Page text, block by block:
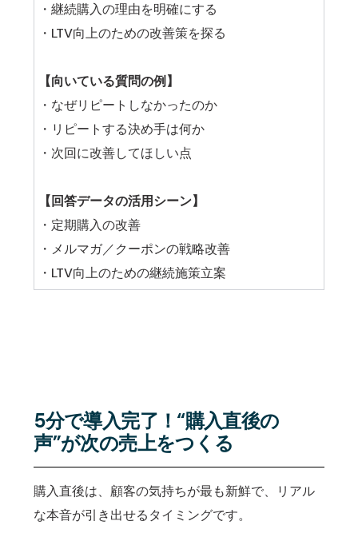
・継続購入の理由を明確にする
・LTV向上のための改善策を探る
【向いている質問の例】
・なぜリピートしなかったのか
・リピートする決め手は何か
・次回に改善してほしい点
【回答データの活用シーン】
・定期購入の改善
・メルマガ／クーポンの戦略改善
・LTV向上のための継続施策立案
5分で導入完了！“購入直後の
声”が次の売上をつくる
購入直後は、顧客の気持ちが最も新鮮で、リアル
な本音が引き出せるタイミングです。